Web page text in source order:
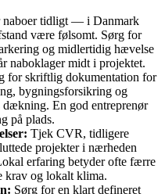
naboer tidligt — i Danmark
være følsomt. Sørg for
og midlertidig hævelse
naboklager midt i projektet.
for skriftlig dokumentation for
bygningsforsikring og
dækning. En god entreprenør
på plads.
Tjek CVR, tidligere
projekter i nærheden
erfaring betyder ofte færre
krav og lokalt klima.
Sørg for en klart defineret